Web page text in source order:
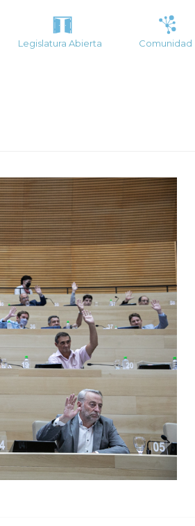
Legislatura Abierta Comunidad